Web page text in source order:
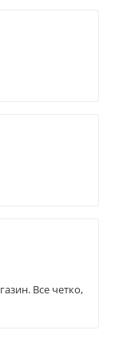
Все четко,